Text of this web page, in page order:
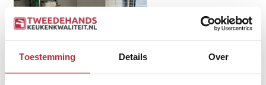
Toestemming Details Over